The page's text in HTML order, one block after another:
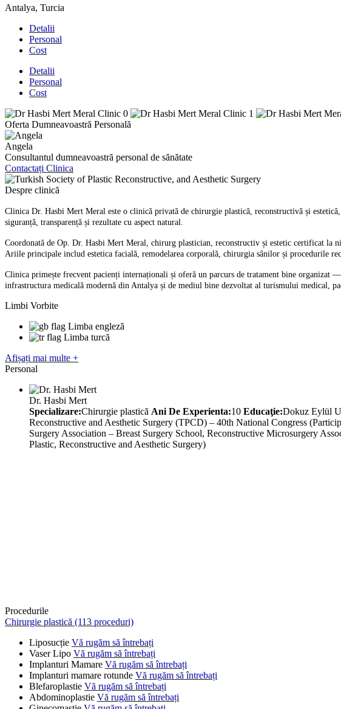
Antalya, Turcia
Detalii
Personal
Cost
Detalii
Personal
Cost
Oferta Dumneavoastră Personală
Angela
Consultantul dumneavoastră personal de sănătate
Contactați Clinica
Despre clinică
Clinica Dr. Hasbi Mert Meral este o clinică privată de chirurgie plastică, reconstructivă și
siguranță, transparență și rezultate cu aspect natural.
Coordonată de Op. Dr. Hasbi Mert Meral, chirurg plastician, reconstructiv și estetic certificat la
Ariile principale includ estetica facială, remodelarea corporală, chirurgia sânilor și procedurile
Clinica primește frecvent pacienți internaționali și oferă un parcurs de tratament bine
infrastructura medicală modernă din Antalya și de mediul bine dezvoltat al turismului medical,
Limbi Vorbite
Limba engleză
Limba turcă
Afișați mai multe +
Personal
Dr. Hasbi Mert
Specializare:Chirurgie plastică Ani De Experienta:10 Educaţie:Dokuz Eylül
Reconstructive and Aesthetic Surgery (TPCD) – 40th National Congress
Surgery Association – Breast Surgery School, Reconstructive Microsurgery
Plastic, Reconstructive and Aesthetic Surgery)
Procedurile
Chirurgie plastică (113 proceduri)
Liposucție Vă rugăm să întrebați
Vaser Lipo Vă rugăm să întrebați
Implanturi Mamare Vă rugăm să întrebați
Implanturi mamare rotunde Vă rugăm să întrebați
Blefaroplastie Vă rugăm să întrebați
Abdominoplastie Vă rugăm să întrebați